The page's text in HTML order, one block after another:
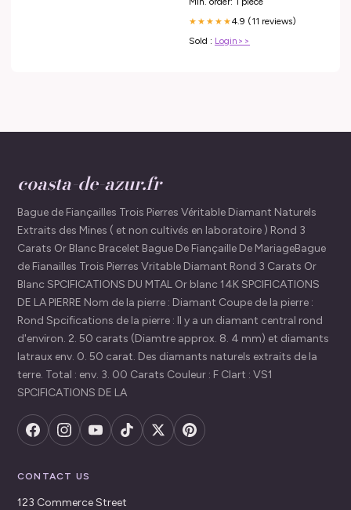
★★★★★4.9 (11 reviews)
Sold : Login>>
coasta-de-azur.fr
Bague de Fiançailles Trois Pierres Véritable Diamant Naturels
Extraits des Mines ( et non cultivés en laboratoire ) Rond 3
Carats Or Blanc Bracelet Bague De Fiançaille De MariageBague
de Fianailles Trois Pierres Vritable Diamant Rond 3 Carats Or
Blanc SPCIFICATIONS DU MTAL Or blanc 14K SPCIFICATIONS
DE LA PIERRE Nom de la pierre : Diamant Coupe de la pierre :
Rond Spcifications de la pierre : Il y a un diamant central rond
d'environ. 2. 50 carats (Diamtre approx. 8. 4 mm) et diamants
latraux env. 0. 50 carat. Des diamants naturels extraits de la
terre. Total : env. 3. 00 Carats Couleur : F Clart : VS1
SPCIFICATIONS DE LA
CONTACT US
123 Commerce Street